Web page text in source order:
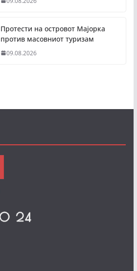
Протести на островот Мајорка
против масовниот туризам
09.08.2026